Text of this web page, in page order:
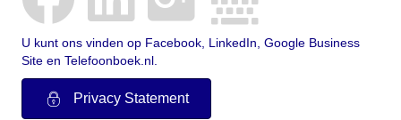
U kunt ons vinden op Facebook, LinkedIn, Google Business
Site en Telefoonboek.nl.
Privacy Statement